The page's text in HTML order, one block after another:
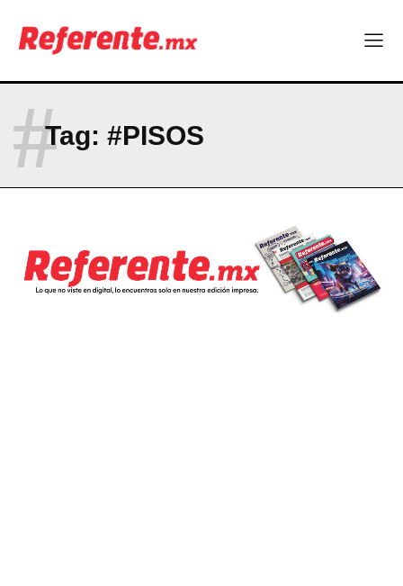
Company
ABOUT
CONTACT
PRIVACY POLICY
Tag: #PISOS
#